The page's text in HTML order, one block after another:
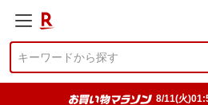
8/11(火